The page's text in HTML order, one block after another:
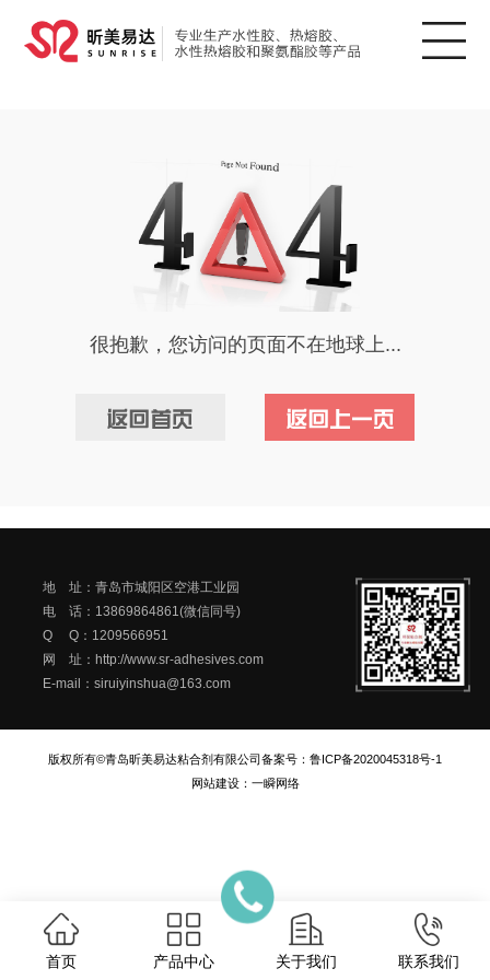
很抱歉，您访问的页面不在地球上...
地 址：青岛市城阳区空港工业园
电 话：13869864861(微信同号)
Q Q：1209566951
网 址：http://www.sr-adhesives.com
E-mail：siruiyinshua@163.com
版权所有©青岛昕美易达粘合剂有限公司备案号： 鲁ICP备2020045318号-1
网站建设： 一瞬网络
首页 产品中心 关于我们 联系我们